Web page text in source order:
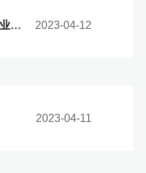
呕心沥血育桃李 农机事业展风范——清明时节忆恩师 2023-04-12
2023-04-11